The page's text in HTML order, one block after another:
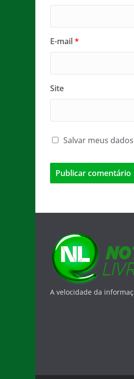
E-mail*
Site
Salvar meus
A velocidade da